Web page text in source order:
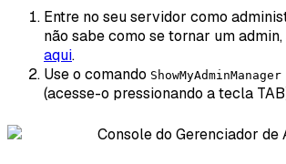
Entre no seu servidor como
não sabe como se tornar um
aqui.
Use o comando ShowMyAdminManager
(acesse-o pressionando a tecla